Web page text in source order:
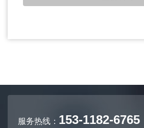
服务热线： 153-1182-6765